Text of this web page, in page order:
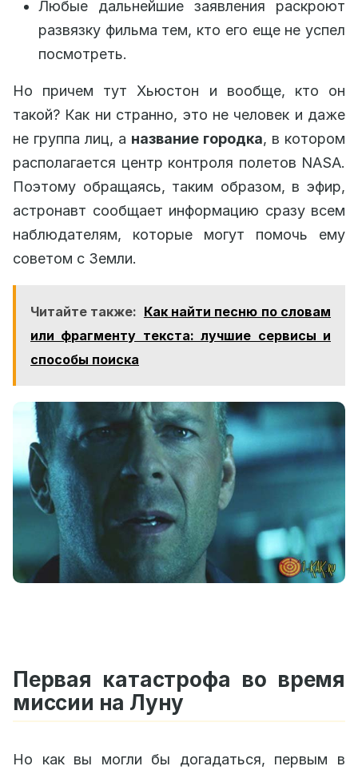
Любые дальнейшие заявления раскроют
развязку фильма тем, кто его еще не успел
посмотреть.
Но причем тут Хьюстон и вообще, кто он
такой? Как ни странно, это не человек и даже
не группа лиц, а название городка, в котором
располагается центр контроля полетов NASA.
Поэтому обращаясь, таким образом, в эфир,
астронавт сообщает информацию сразу всем
наблюдателям, которые могут помочь ему
советом с Земли.
Читайте также: Как найти песню по словам
или фрагменту текста: лучшие сервисы и
способы поиска
Первая катастрофа во время
миссии на Луну
Но как вы могли бы догадаться, первым в